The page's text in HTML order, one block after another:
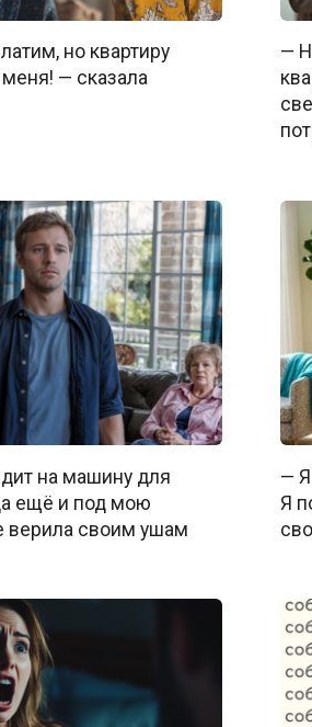
но квартиру
— сказала
—
на машину для
ещё и под мою
верила своим ушам
— Я
Я